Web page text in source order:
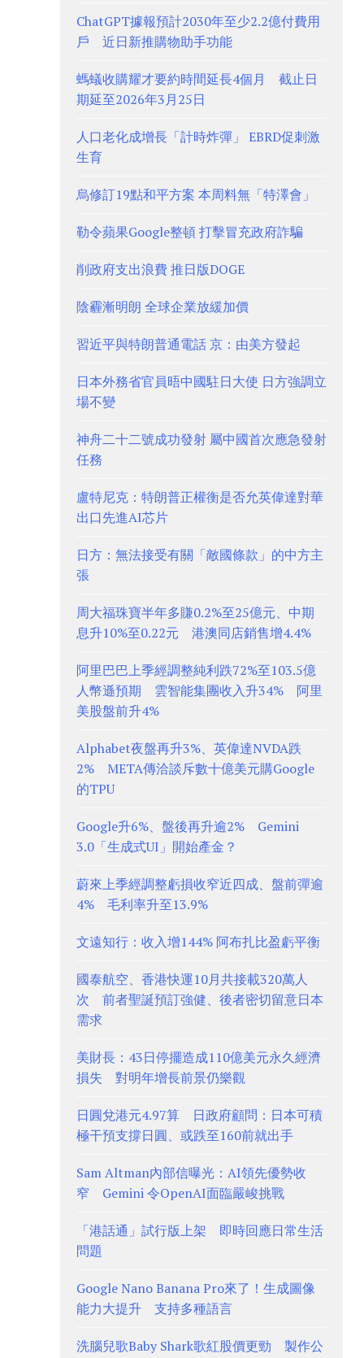
ChatGPT據報預計2030年至少2.2億付費用
戶 近日新推購物助手功能
螞蟻收購耀才要約時間延長4個月 截止日
期延至2026年3月25日
人口老化成增長「計時炸彈」 EBRD促刺激
生育
烏修訂19點和平方案 本周料無「特澤會」
勒令蘋果Google整頓 打擊冒充政府詐騙
削政府支出浪費 推日版DOGE
陰霾漸明朗 全球企業放緩加價
習近平與特朗普通電話 京：由美方發起
日本外務省官員晤中國駐日大使 日方強調立
場不變
神舟二十二號成功發射 屬中國首次應急發射
任務
盧特尼克：特朗普正權衡是否允英偉達對華
出口先進AI芯片
日方：無法接受有關「敵國條款」的中方主
張
周大福珠寶半年多賺0.2%至25億元、中期
息升10%至0.22元 港澳同店銷售增4.4%
阿里巴巴上季經調整純利跌72%至103.5億
人幣遜預期 雲智能集團收入升34% 阿里
美股盤前升4%
Alphabet夜盤再升3%、英偉達NVDA跌
2% META傳洽談斥數十億美元購Google
的TPU
Google升6%、盤後再升逾2% Gemini
3.0「生成式UI」開始產金？
蔚來上季經調整虧損收窄近四成、盤前彈逾
4% 毛利率升至13.9%
文遠知行：收入增144% 阿布扎比盈虧平衡
國泰航空、香港快運10月共接載320萬人
次 前者聖誕預訂強健、後者密切留意日本
需求
美財長：43日停擺造成110億美元永久經濟
損失 對明年增長前景仍樂觀
日圓兌港元4.97算 日政府顧問：日本可積
極干預支撐日圓、或跌至160前就出手
Sam Altman內部信曝光：AI領先優勢收
窄 Gemini 令OpenAI面臨嚴峻挑戰
「港話通」試行版上架 即時回應日常生活
問題
Google Nano Banana Pro來了！生成圖像
能力大提升 支持多種語言
洗腦兒歌Baby Shark歌紅股價更勁 製作公